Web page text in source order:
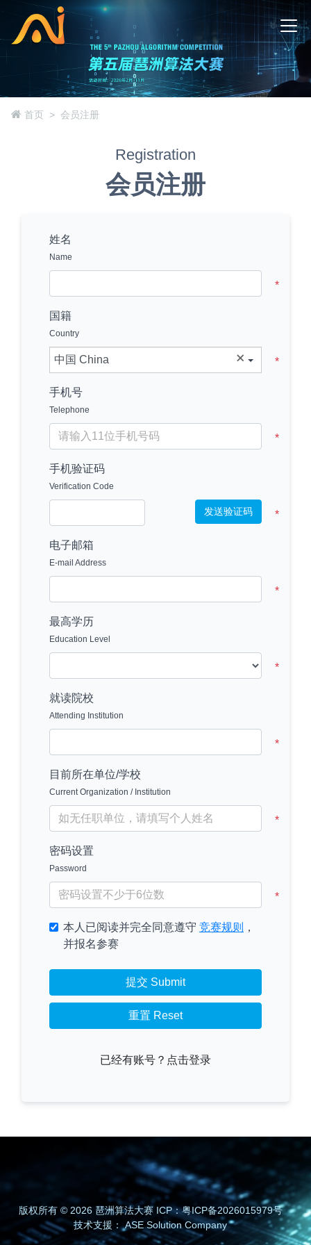
首页 会员注册
Registration
会员注册
姓名
Name
国籍
Country
手机号
Telephone
手机验证码
Verification Code
发送验证码
电子邮箱
E-mail Address
最高学历
Education Level
就读院校
Attending Institution
目前所在单位/学校
Current Organization / Institution
密码设置
Password
本人已阅读并完全同意遵守 竞赛规则
，
并报名参赛
提交 Submit
重置 Reset
已经有账号？点击登录
版权所有 © 2026 琶洲算法大赛 ICP：粤ICP备2026015979号
技术支援：ASE Solution Company